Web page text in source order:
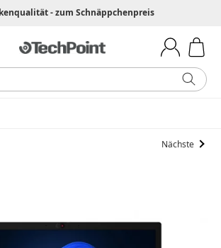
- zum Schnäppchenpreis
Nächste